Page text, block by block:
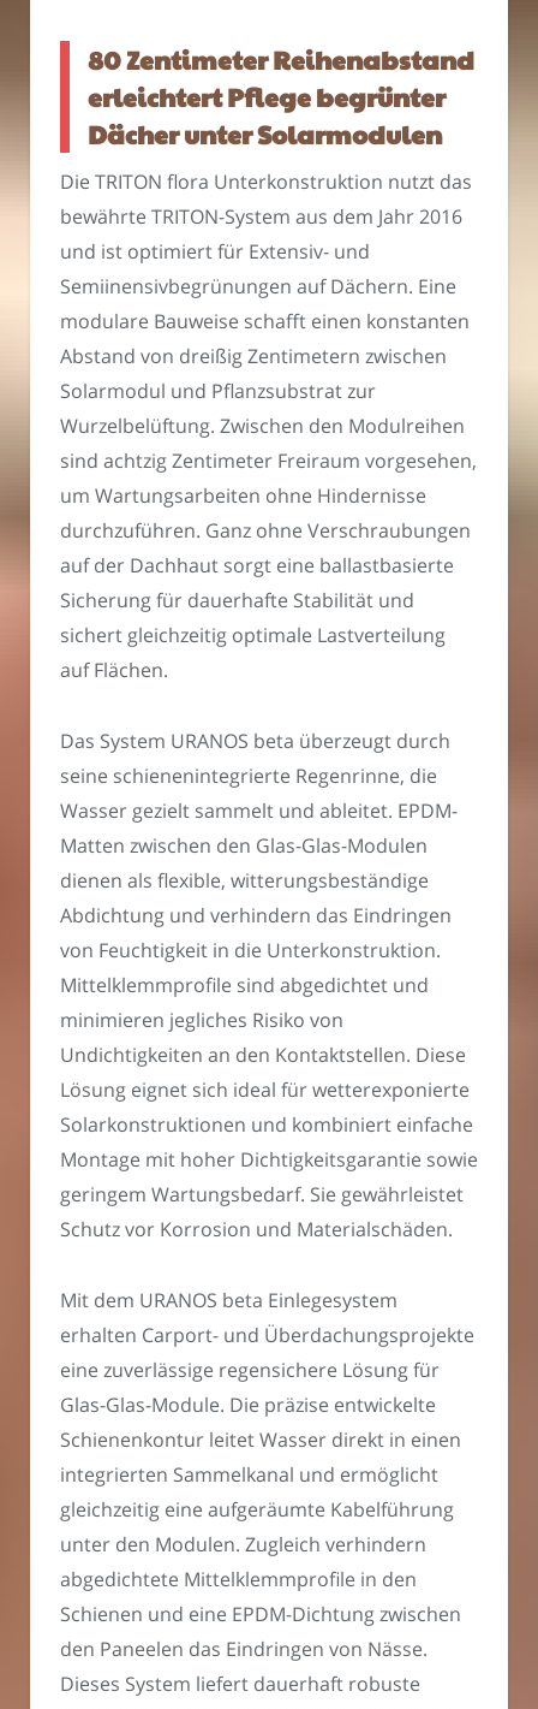
80 Zentimeter Reihenabstand
erleichtert Pflege begrünter
Dächer unter Solarmodulen
Die TRITON flora Unterkonstruktion nutzt das
bewährte TRITON-System aus dem Jahr 2016
und ist optimiert für Extensiv- und
Semiinensivbegrünungen auf Dächern. Eine
modulare Bauweise schafft einen konstanten
Abstand von dreißig Zentimetern zwischen
Solarmodul und Pflanzsubstrat zur
Wurzelbelüftung. Zwischen den Modulreihen
sind achtzig Zentimeter Freiraum vorgesehen,
um Wartungsarbeiten ohne Hindernisse
durchzuführen. Ganz ohne Verschraubungen
auf der Dachhaut sorgt eine ballastbasierte
Sicherung für dauerhafte Stabilität und
sichert gleichzeitig optimale Lastverteilung
auf Flächen.
Das System URANOS beta überzeugt durch
seine schienenintegrierte Regenrinne, die
Wasser gezielt sammelt und ableitet. EPDM-
Matten zwischen den Glas-Glas-Modulen
dienen als flexible, witterungsbeständige
Abdichtung und verhindern das Eindringen
von Feuchtigkeit in die Unterkonstruktion.
Mittelklemmprofile sind abgedichtet und
minimieren jegliches Risiko von
Undichtigkeiten an den Kontaktstellen. Diese
Lösung eignet sich ideal für wetterexponierte
Solarkonstruktionen und kombiniert einfache
Montage mit hoher Dichtigkeitsgarantie sowie
geringem Wartungsbedarf. Sie gewährleistet
Schutz vor Korrosion und Materialschäden.
Mit dem URANOS beta Einlegesystem
erhalten Carport- und Überdachungsprojekte
eine zuverlässige regensichere Lösung für
Glas-Glas-Module. Die präzise entwickelte
Schienenkontur leitet Wasser direkt in einen
integrierten Sammelkanal und ermöglicht
gleichzeitig eine aufgeräumte Kabelführung
unter den Modulen. Zugleich verhindern
abgedichtete Mittelklemmprofile in den
Schienen und eine EPDM-Dichtung zwischen
den Paneelen das Eindringen von Nässe.
Dieses System liefert dauerhaft robuste